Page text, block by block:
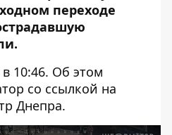
переходе
10:46. Об этом
со ссылкой на
Днепра.